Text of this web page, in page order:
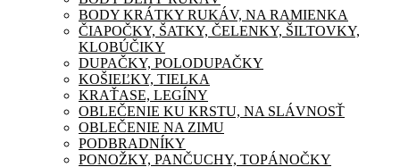
BODY KRÁTKY RUKÁV, NA RAMIENKA
ČIAPOČKY, ŠATKY, ČELENKY, ŠILTOVKY,
KLOBÚČIKY
DUPAČKY, POLODUPAČKY
KOŠIEĽKY, TIELKA
KRAŤASE, LEGÍNY
OBLEČENIE KU KRSTU, NA SLÁVNOSŤ
OBLEČENIE NA ZIMU
PODBRADNÍKY
PONOŽKY, PANČUCHY, TOPÁNOČKY